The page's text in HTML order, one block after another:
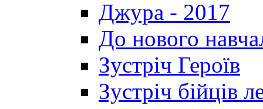
Джура - 2017
До нового
Зустріч Героїв
Зустріч бійців